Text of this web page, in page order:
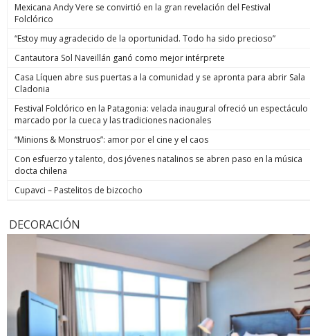
Mexicana Andy Vere se convirtió en la gran revelación del Festival
Folclórico
“Estoy muy agradecido de la oportunidad. Todo ha sido precioso”
Cantautora Sol Naveillán ganó como mejor intérprete
Casa Líquen abre sus puertas a la comunidad y se apronta para abrir Sala
Cladonia
Festival Folclórico en la Patagonia: velada inaugural ofreció un espectáculo
marcado por la cueca y las tradiciones nacionales
“Minions & Monstruos”: amor por el cine y el caos
Con esfuerzo y talento, dos jóvenes natalinos se abren paso en la música
docta chilena
Cupavci – Pastelitos de bizcocho
DECORACIÓN